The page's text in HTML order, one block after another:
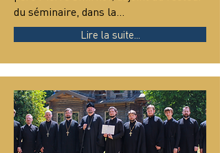
du séminaire, dans la…
Lire la suite...